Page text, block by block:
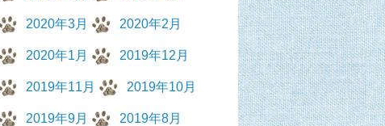
2020年3月 2020年2月
2020年1月 2019年12月
2019年11月 2019年10月
2019年9月 2019年8月